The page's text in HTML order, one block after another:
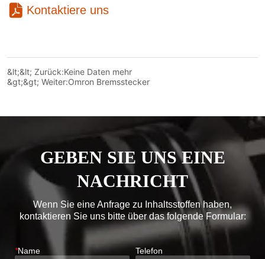
Kontaktiere uns
&lt;&lt; Zurück:Keine Daten mehr
&gt;&gt; Weiter:Omron Bremsstecker
GEBEN SIE UNS EINE
NACHRICHT
Wenn Sie eine Anfrage zu Inhaltsstoffen haben,
kontaktieren Sie uns bitte über das folgende Formular:
*Name Telefon